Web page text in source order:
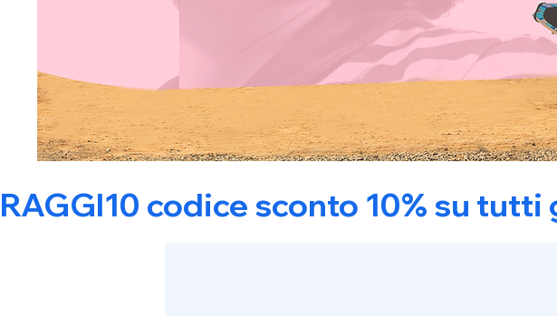
RAGGI10 codice sconto 10% su